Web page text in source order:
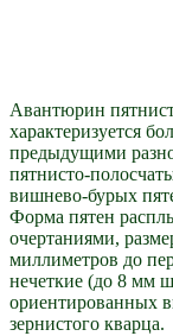
Авантюрин
характеризуется
предыдущими
пятнисто-
вишнево-бурых
Форма пятен
очертаниями,
миллиметров до
нечеткие (до 8 мм
ориентированных
зернистого кварца.